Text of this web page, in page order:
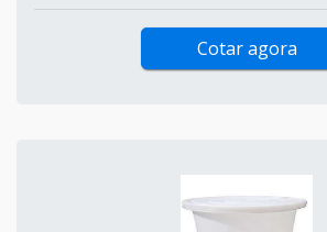
Cotar agora